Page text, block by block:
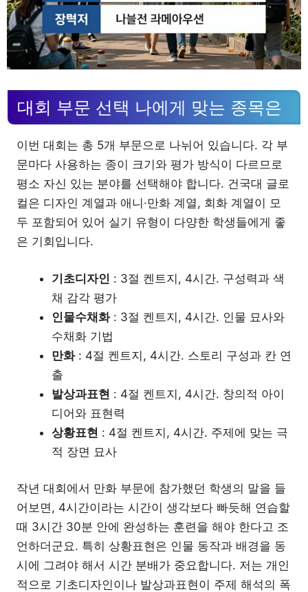
대회 부문 선택 나에게 맞는 종목은
이번 대회는 총 5개 부문으로 나뉘어 있습니다. 각 부
문마다 사용하는 종이 크기와 평가 방식이 다르므로
평소 자신 있는 분야를 선택해야 합니다. 건국대 글로
컬은 디자인 계열과 애니·만화 계열, 회화 계열이 모
두 포함되어 있어 실기 유형이 다양한 학생들에게 좋
은 기회입니다.
기초디자인 : 3절 켄트지, 4시간. 구성력과 색
채 감각 평가
인물수채화: 3절 켄트지, 4시간. 인물 묘사와
수채화 기법
만화: 4절 켄트지, 4시간. 스토리 구성과 칸 연
출
발상과표현 : 4절 켄트지, 4시간. 창의적 아이
디어와 표현력
상황표현 : 4절 켄트지, 4시간. 주제에 맞는 극
적 장면 묘사
작년 대회에서 만화 부문에 참가했던 학생의 말을 들
어보면, 4시간이라는 시간이 생각보다 빠듯해 연습할
때 3시간 30분 안에 완성하는 훈련을 해야 한다고 조
언하더군요. 특히 상황표현은 인물 동작과 배경을 동
시에 그려야 해서 시간 분배가 중요합니다. 저는 개인
적으로 기초디자인이나 발상과표현이 주제 해석의 폭